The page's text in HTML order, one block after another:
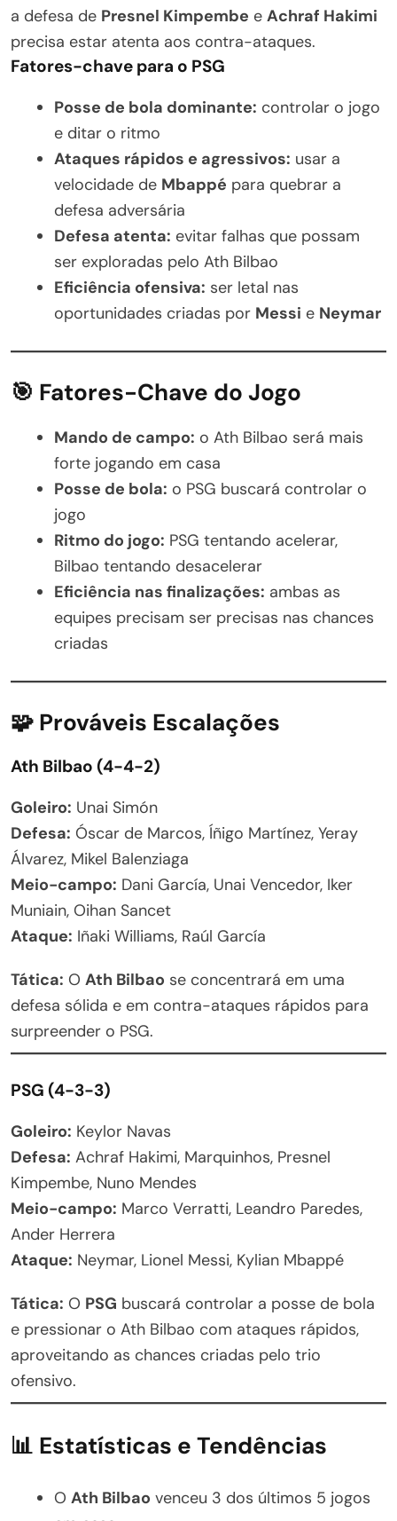
a defesa de Presnel Kimpembe e Achraf Hakimi
precisa estar atenta aos contra-ataques.
Fatores-chave para o PSG
Posse de bola dominante: controlar o jogo
e ditar o ritmo
Ataques rápidos e agressivos: usar a
velocidade de Mbappé para quebrar a
defesa adversária
Defesa atenta: evitar falhas que possam
ser exploradas pelo Ath Bilbao
Eficiência ofensiva: ser letal nas
oportunidades criadas por Messi e Neymar
🎯 Fatores-Chave do Jogo
Mando de campo: o Ath Bilbao será mais
forte jogando em casa
Posse de bola: o PSG buscará controlar o
jogo
Ritmo do jogo: PSG tentando acelerar,
Bilbao tentando desacelerar
Eficiência nas finalizações: ambas as
equipes precisam ser precisas nas chances
criadas
🧩 Prováveis Escalações
Ath Bilbao (4-4-2)
Goleiro: Unai Simón
Defesa: Óscar de Marcos, Íñigo Martínez, Yeray
Álvarez, Mikel Balenziaga
Meio-campo: Dani García, Unai Vencedor, Iker
Muniain, Oihan Sancet
Ataque: Iñaki Williams, Raúl García
Tática: O Ath Bilbao se concentrará em uma
defesa sólida e em contra-ataques rápidos para
surpreender o PSG.
PSG (4-3-3)
Goleiro: Keylor Navas
Defesa: Achraf Hakimi, Marquinhos, Presnel
Kimpembe, Nuno Mendes
Meio-campo: Marco Verratti, Leandro Paredes,
Ander Herrera
Ataque: Neymar, Lionel Messi, Kylian Mbappé
Tática: O PSG buscará controlar a posse de bola
e pressionar o Ath Bilbao com ataques rápidos,
aproveitando as chances criadas pelo trio
ofensivo.
📊 Estatísticas e Tendências
O Ath Bilbao venceu 3 dos últimos 5 jogos